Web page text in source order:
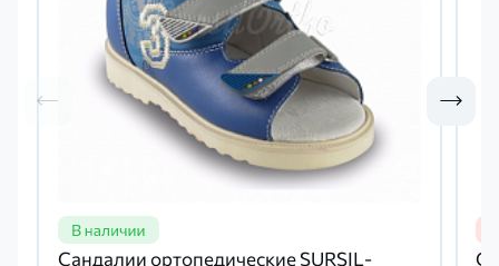
Сандалии ортопедические SURSIL-